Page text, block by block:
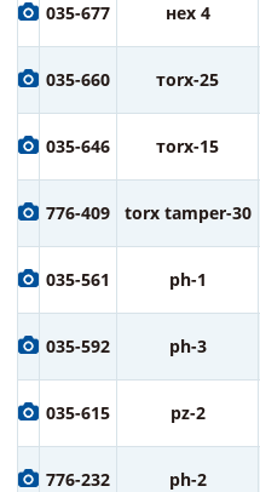
035-677 нех 4
035-660 тorx-25
035-646 тorx-15
776-409 torx tamper-30
035-561 ph-1
035-592 ph-3
035-615 pz-2
776-232 ph-2